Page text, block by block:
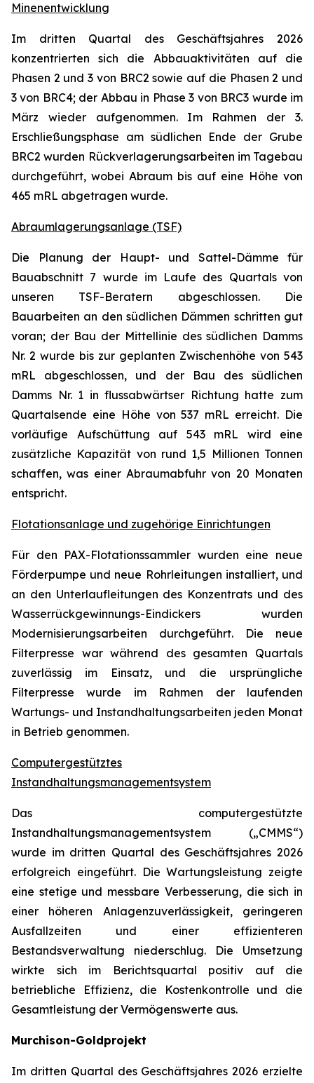
Minenentwicklung
Im dritten Quartal des Geschäftsjahres 2026
konzentrierten sich die Abbauaktivitäten auf die
Phasen 2 und 3 von BRC2 sowie auf die Phasen 2 und
3 von BRC4; der Abbau in Phase 3 von BRC3 wurde im
März wieder aufgenommen. Im Rahmen der 3.
Erschließungsphase am südlichen Ende der Grube
BRC2 wurden Rückverlagerungsarbeiten im Tagebau
durchgeführt, wobei Abraum bis auf eine Höhe von
465 mRL abgetragen wurde.
Abraumlagerungsanlage (TSF)
Die Planung der Haupt- und Sattel-Dämme für
Bauabschnitt 7 wurde im Laufe des Quartals von
unseren TSF-Beratern abgeschlossen. Die
Bauarbeiten an den südlichen Dämmen schritten gut
voran; der Bau der Mittellinie des südlichen Damms
Nr. 2 wurde bis zur geplanten Zwischenhöhe von 543
mRL abgeschlossen, und der Bau des südlichen
Damms Nr. 1 in flussabwärtser Richtung hatte zum
Quartalsende eine Höhe von 537 mRL erreicht. Die
vorläufige Aufschüttung auf 543 mRL wird eine
zusätzliche Kapazität von rund 1,5 Millionen Tonnen
schaffen, was einer Abraumabfuhr von 20 Monaten
entspricht.
Flotationsanlage und zugehörige Einrichtungen
Für den PAX-Flotationssammler wurden eine neue
Förderpumpe und neue Rohrleitungen installiert, und
an den Unterlaufleitungen des Konzentrats und des
Wasserrückgewinnungs-Eindickers wurden
Modernisierungsarbeiten durchgeführt. Die neue
Filterpresse war während des gesamten Quartals
zuverlässig im Einsatz, und die ursprüngliche
Filterpresse wurde im Rahmen der laufenden
Wartungs- und Instandhaltungsarbeiten jeden Monat
in Betrieb genommen.
Computergestütztes
Instandhaltungsmanagementsystem
Das computergestützte
Instandhaltungsmanagementsystem („CMMS“)
wurde im dritten Quartal des Geschäftsjahres 2026
erfolgreich eingeführt. Die Wartungsleistung zeigte
eine stetige und messbare Verbesserung, die sich in
einer höheren Anlagenzuverlässigkeit, geringeren
Ausfallzeiten und einer effizienteren
Bestandsverwaltung niederschlug. Die Umsetzung
wirkte sich im Berichtsquartal positiv auf die
betriebliche Effizienz, die Kostenkontrolle und die
Gesamtleistung der Vermögenswerte aus.
Murchison-Goldprojekt
Im dritten Quartal des Geschäftsjahres 2026 erzielte